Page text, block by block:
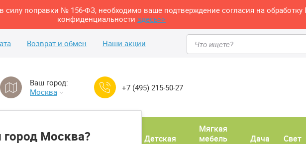
силу поправки № 156-ФЗ, необходимо ваше подтверждение согласия на
конфиденциальности здесь>>
Возврат и обмен Наши акции
Ваш город:
Москва
Москва?
+7 (495) 215-50-27
кабинет
Детская
Мягкая
мебель
Дача Свет